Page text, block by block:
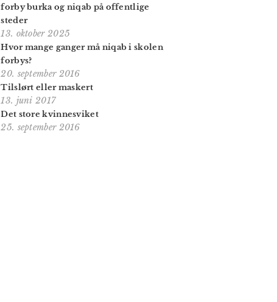
forby burka og niqab på offentlige
steder
13. oktober 2025
Hvor mange ganger må niqab i skolen
forbys?
20. september 2016
Tilslørt eller maskert
13. juni 2017
Det store kvinnesviket
25. september 2016